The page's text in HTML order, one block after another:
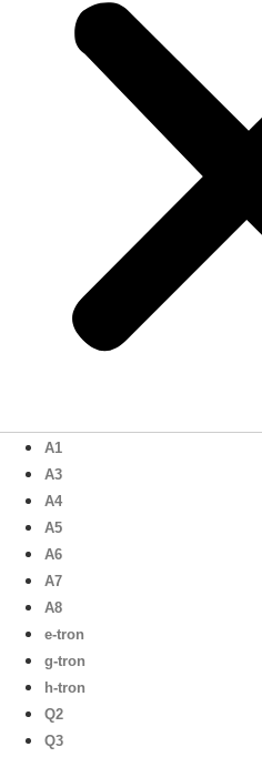
A1
A3
A4
A5
A6
A7
A8
e-tron
g-tron
h-tron
Q2
Q3